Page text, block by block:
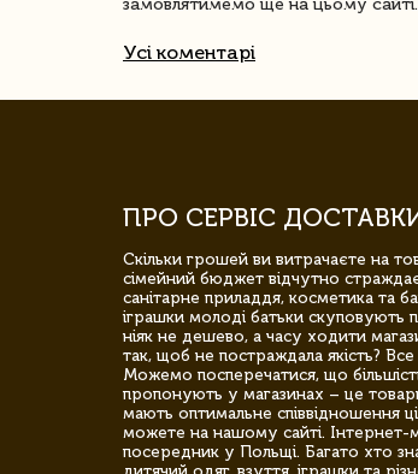
замовлятимемо ще на цьому сайті.
Усі коментарі
ПРО СЕРВІС ДОСТАВКИ
Скільки грошей ви витрачаєте на
сімейний бюджет відчутно
санітарне приладдя, косметика та
іграшки молоді батьки
ніяк не дешево, а часу ходити
так, щоб не постраждала якість?
Можемо посперечатися, що
пропонують у магазинах – це
мають оптимальне співвідношення
можете на нашому сайті. Інтернет-
посередник у Польщі. Багато хто